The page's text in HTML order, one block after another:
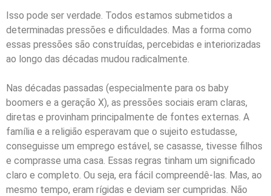
Isso pode ser verdade. Todos estamos submetidos a
determinadas pressões e dificuldades. Mas a forma como
essas pressões são construídas, percebidas e interiorizadas
ao longo das décadas mudou radicalmente.
Nas décadas passadas (especialmente para os baby
boomers e a geração X), as pressões sociais eram claras,
diretas e provinham principalmente de fontes externas. A
família e a religião esperavam que o sujeito estudasse,
conseguisse um emprego estável, se casasse, tivesse filhos
e comprasse uma casa. Essas regras tinham um significado
claro e completo. Ou seja, era fácil compreendê-las. Mas, ao
mesmo tempo, eram rígidas e deviam ser cumpridas. Não